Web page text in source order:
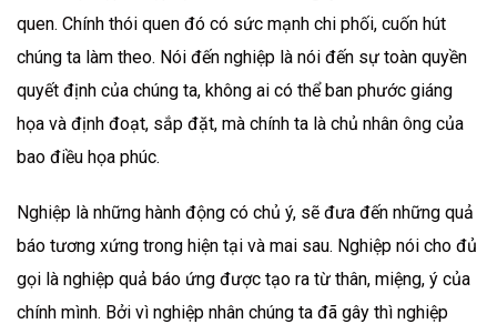
quen. Chính thói quen đó có sức mạnh chi phối, cuốn hút
chúng ta làm theo. Nói đến nghiệp là nói đến sự toàn quyền
quyết định của chúng ta, không ai có thể ban phước giáng
họa và định đoạt, sắp đặt, mà chính ta là chủ nhân ông của
bao điều họa phúc.
Nghiệp là những hành động có chủ ý, sẽ đưa đến những quả
báo tương xứng trong hiện tại và mai sau. Nghiệp nói cho đủ
gọi là nghiệp quả báo ứng được tạo ra từ thân, miệng, ý của
chính mình. Bởi vì nghiệp nhân chúng ta đã gây thì nghiệp